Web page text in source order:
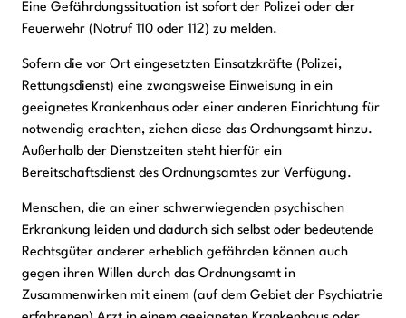
Beschreibung
Eine Gefährdungssituation ist sofort der Polizei oder der
Feuerwehr (Notruf 110 oder 112) zu melden.
Sofern die vor Ort eingesetzten Einsatzkräfte (Polizei,
Rettungsdienst) eine zwangsweise Einweisung in ein
geeignetes Krankenhaus oder einer anderen Einrichtung für
notwendig erachten, ziehen diese das Ordnungsamt hinzu.
Außerhalb der Dienstzeiten steht hierfür ein
Bereitschaftsdienst des Ordnungsamtes zur Verfügung.
Menschen, die an einer schwerwiegenden psychischen
Erkrankung leiden und dadurch sich selbst oder bedeutende
Rechtsgüter anderer erheblich gefährden können auch
gegen ihren Willen durch das Ordnungsamt in
Zusammenwirken mit einem (auf dem Gebiet der Psychiatrie